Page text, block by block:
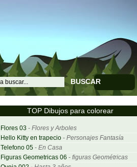
BUSCAR
TOP Dibujos para colorear
Flores 03 - Flores y Arboles
Hello Kitty en trapecio- Personajes Fantasía
Telefono 05- En Casa
Figuras Geometricas 06 - figuras Geométricas